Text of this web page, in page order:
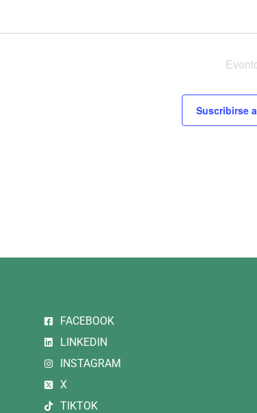
Suscribirse
FACEBOOK
LINKEDIN
INSTAGRAM
X
TIKTOK